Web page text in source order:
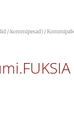
/ kommipesad)/